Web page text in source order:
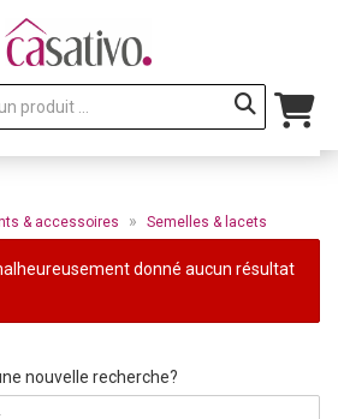
& accessoires » Semelles & lacets
donné aucun résultat
UNE NOUVELLE RECHERCHE?
nouvelle recherche?